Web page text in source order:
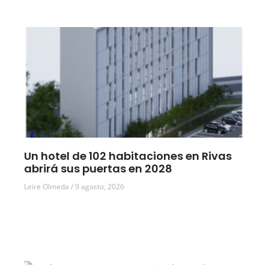
Un hotel de 102 habitaciones en Rivas
abrirá sus puertas en 2028
Leire Olmeda 9 agosto, 2026